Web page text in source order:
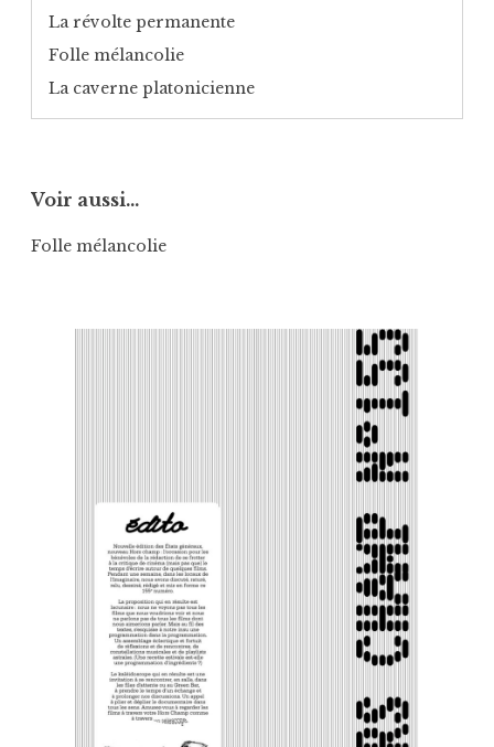
La révolte permanente
Folle mélancolie
La caverne platonicienne
Voir aussi…
Folle mélancolie